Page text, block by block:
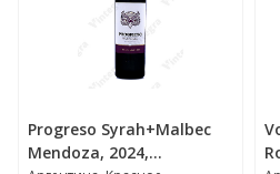
Progreso Syrah+Malbec
Mendoza, 2024,